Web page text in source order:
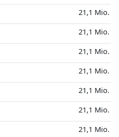
21,1 Mio.
21,1 Mio.
21,1 Mio.
21,1 Mio.
21,1 Mio.
21,1 Mio.
21,1 Mio.